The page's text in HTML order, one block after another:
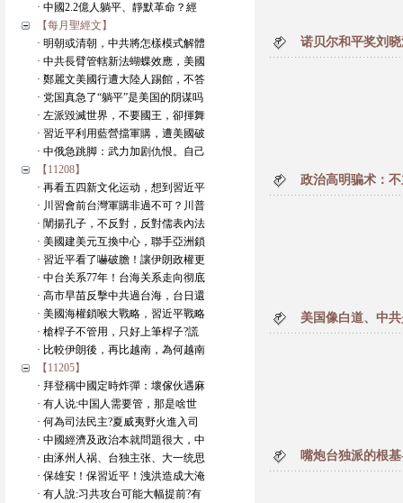
· 中國2.2億人躺平、靜默革命？經
【每月聖經文】
· 明朝或清朝，中共將怎樣模式解體
· 中共長臂管轄新法蝴蝶效應，美國
· 鄭麗文美國行遭大陸人踢館，不答
· 党国真急了“躺平”是美国的阴谋吗
· 左派毀滅世界，不要國王，卻揮舞
· 習近平利用藍營擋軍購，遭美國破
· 中俄急跳脚：武力加剧仇恨。自己
【11208】
· 再看五四新文化运动，想到習近平
· 川習會前台灣軍購非過不可？川普
· 闡揚孔子，不反對，反對儒表內法
· 美國建美元互換中心，聯手亞洲鎖
· 習近平看了嚇破膽！讓伊朗政權更
· 中台关系77年！台海关系走向彻底
· 高市早苗反擊中共過台海，台日還
· 美國海權鎖喉大戰略，習近平戰略
· 槍桿子不管用，只好上筆桿子?謊
· 比較伊朗後，再比越南，為何越南
【11205】
· 拜登稱中國定時炸彈：壞傢伙遇麻
· 有人说:中国人需要管，那是啥世
· 何為司法民主?夏威夷野火進入司
· 中國經濟及政治本就問題很大，中
· 由涿州人祸、台独主张、大一统思
· 保雄安！保習近平！洩洪造成大淹
· 有人說:习共攻台可能大幅提前?有
诺贝尔和平奖刘
政治高明骗术：
美国像白道、中
嘴炮台独派的根